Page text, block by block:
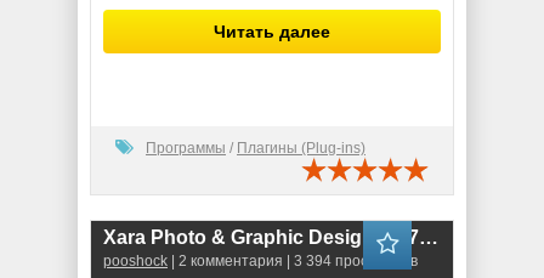
Читать далее
Программы / Плагины (Plug-ins)
Xara Photo & Graphic Designer 17.1.0.60415
pooshock | 2 комментария | 3 394 просмотров